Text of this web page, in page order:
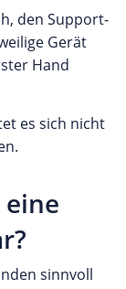
unserer
den Support-
Gerät
Hand
es sich nicht
sinnvoll